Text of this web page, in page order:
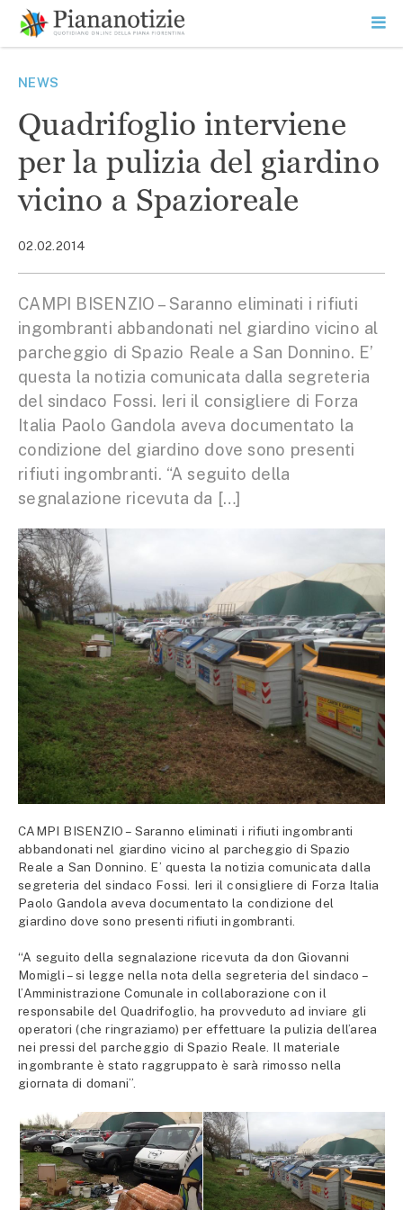
contenuto
SEARCH
NEWS
Quadrifoglio interviene
per la pulizia del giardino
vicino a Spazioreale
02.02.2014
CAMPI BISENZIO – Saranno eliminati i rifiuti
ingombranti abbandonati nel giardino vicino al
parcheggio di Spazio Reale a San Donnino. E’
questa la notizia comunicata dalla segreteria
del sindaco Fossi. Ieri il consigliere di Forza
Italia Paolo Gandola aveva documentato la
condizione del giardino dove sono presenti
rifiuti ingombranti. “A seguito della
segnalazione ricevuta da […]
CAMPI BISENZIO – Saranno eliminati i rifiuti ingombranti
abbandonati nel giardino vicino al parcheggio di Spazio
Reale a San Donnino. E’ questa la notizia comunicata dalla
segreteria del sindaco Fossi. Ieri il consigliere di Forza Italia
Paolo Gandola aveva documentato la condizione del
giardino dove sono presenti rifiuti ingombranti.
“A seguito della segnalazione ricevuta da don Giovanni
Momigli – si legge nella nota della segreteria del sindaco –
l’Amministrazione Comunale in collaborazione con il
responsabile del Quadrifoglio, ha provveduto ad inviare gli
operatori (che ringraziamo) per effettuare la pulizia dell’area
nei pressi del parcheggio di Spazio Reale. Il materiale
ingombrante è stato raggruppato è sarà rimosso nella
giornata di domani”.